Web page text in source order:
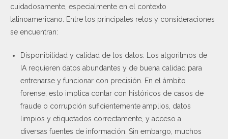
cuidadosamente, especialmente en el contexto
latinoamericano. Entre los principales retos y consideraciones
se encuentran:
Disponibilidad y calidad de los datos: Los algoritmos de
IA requieren datos abundantes y de buena calidad para
entrenarse y funcionar con precisión. En el ámbito
forense, esto implica contar con históricos de casos de
fraude o corrupción suficientemente amplios, datos
limpios y etiquetados correctamente, y acceso a
diversas fuentes de información. Sin embargo, muchos